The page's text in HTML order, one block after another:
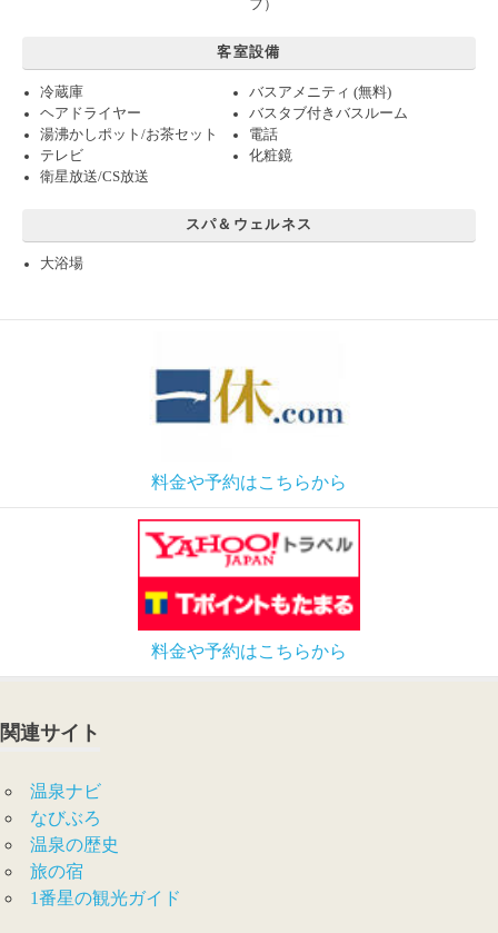
フ）
客室設備
冷蔵庫
バスアメニティ (無料)
ヘアドライヤー
バスタブ付きバスルーム
湯沸かしポット/お茶セット
電話
テレビ
化粧鏡
衛星放送/CS放送
スパ＆ウェルネス
大浴場
料金や予約はこちらから
料金や予約はこちらから
関連サイト
温泉ナビ
なびぶろ
温泉の歴史
旅の宿
1番星の観光ガイド